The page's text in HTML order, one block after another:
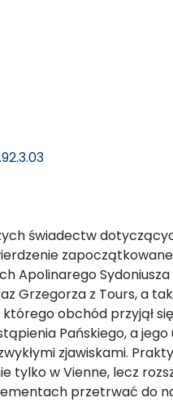
świadectw
Apolinarego
Grzegorza z Tours, a
obchód przyjął
Pańskiego, a jego
zjawiskami.
tylko w Vienne, lecz
przetrwać do